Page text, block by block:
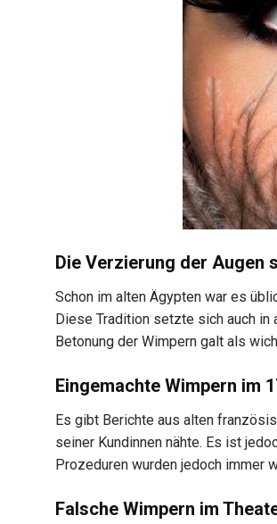
Die Verzierung der Augen
Schon im alten Ägypten war es
Diese Tradition setzte sich auch in
Betonung der Wimpern galt als
Eingemachte Wimpern im
Es gibt Berichte aus alten
seiner Kundinnen nähte. Es ist
Prozeduren wurden jedoch immer
Falsche Wimpern im